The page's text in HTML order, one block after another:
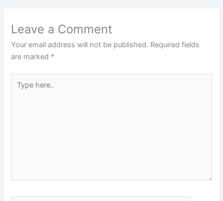
Leave a Comment
Your email address will not be published. Required fields
are marked *
here..